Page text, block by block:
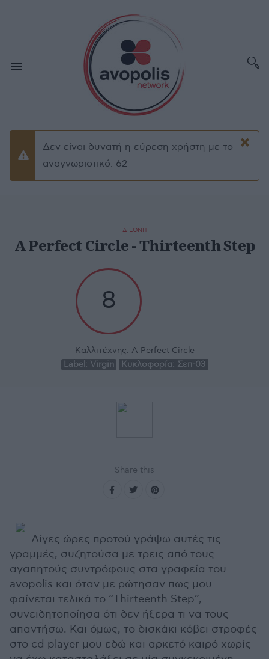
×
Προειδοποίσηση
Δεν είναι δυνατή η εύρεση χρήστη με το
αναγνωριστικό: 62
ΔΙΕΘΝΗ
A Perfect Circle - Thirteenth Step
8
Καλλιτέχνης: A Perfect Circle
Label: Virgin Κυκλοφορία: Σεπ-03
Share this
Λίγες ώρες προτού γράψω αυτές τις
γραμμές, συζητούσα με τρεις από τους
αγαπητούς συντρόφους στα γραφεία του
avopolis και όταν με ρώτησαν πως μου
φαίνεται τελικά το “Thirteenth Step”,
συνειδητοποίησα ότι δεν ήξερα τι να τους
απαντήσω. Και όμως, το δισκάκι κόβει στροφές
στο cd player μου εδώ και αρκετό καιρό χωρίς